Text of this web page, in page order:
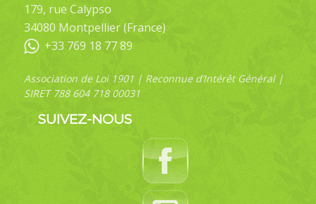
179, rue Calypso
34080 Montpellier (France)
+33 769 18 77 89
Association de Loi 1901 | Reconnue d’Intérêt Général |
SIRET 788 604 718 00031
SUIVEZ-NOUS